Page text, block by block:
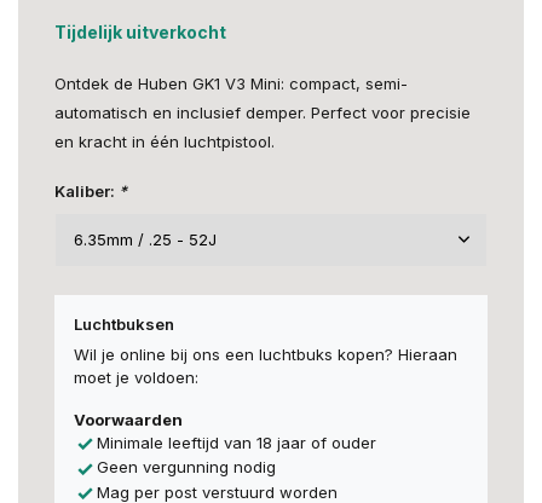
Tijdelijk uitverkocht
Ontdek de Huben GK1 V3 Mini: compact, semi-
automatisch en inclusief demper. Perfect voor precisie
en kracht in één luchtpistool.
Kaliber: *
Luchtbuksen
Wil je online bij ons een luchtbuks kopen? Hieraan
moet je voldoen:
Voorwaarden
Minimale leeftijd van 18 jaar of ouder
Geen vergunning nodig
Mag per post verstuurd worden